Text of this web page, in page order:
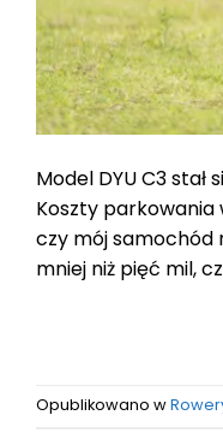
Model DYU C3
Koszty parkowania
czy mój samochód
mniej niż pięć mil,
Opublikowano w